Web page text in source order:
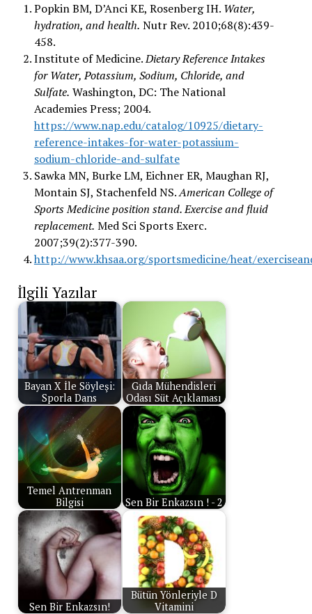
Popkin BM, D’Anci KE, Rosenberg IH. Water,
hydration, and health. Nutr Rev. 2010;68(8):439-
458.
Institute of Medicine.Dietary Reference Intakes
for Water, Potassium, Sodium, Chloride, and
Sulfate. Washington, DC: The National
Academies Press; 2004.
https://www.nap.edu/catalog/10925/dietary-
reference-intakes-for-water-potassium-
sodium-chloride-and-sulfate
Sawka MN, Burke LM, Eichner ER, Maughan RJ,
Montain SJ, Stachenfeld NS.American College of
Sports Medicine position stand. Exercise and fluid
replacement. Med Sci Sports Exerc.
2007;39(2):377-390.
http://www.khsaa.org/sportsmedicine/heat/
İlgili Yazılar
Bayan X İle Söyleşi:
Sporla Dans
Gıda Mühendisleri
Odası Süt Açıklaması
Temel Antrenman
Bilgisi
Sen Bir Enkazsın ! - 2
Sen Bir Enkazsın!
Bütün Yönleriyle D
Vitamini